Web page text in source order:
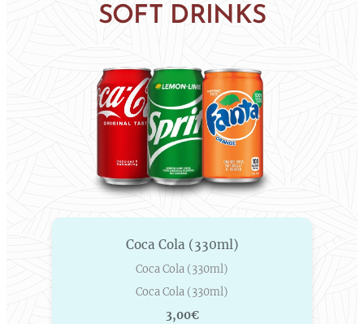
SOFT DRINKS
Coca Cola (330ml)
Coca Cola (330ml)
Coca Cola (330ml)
3,00€